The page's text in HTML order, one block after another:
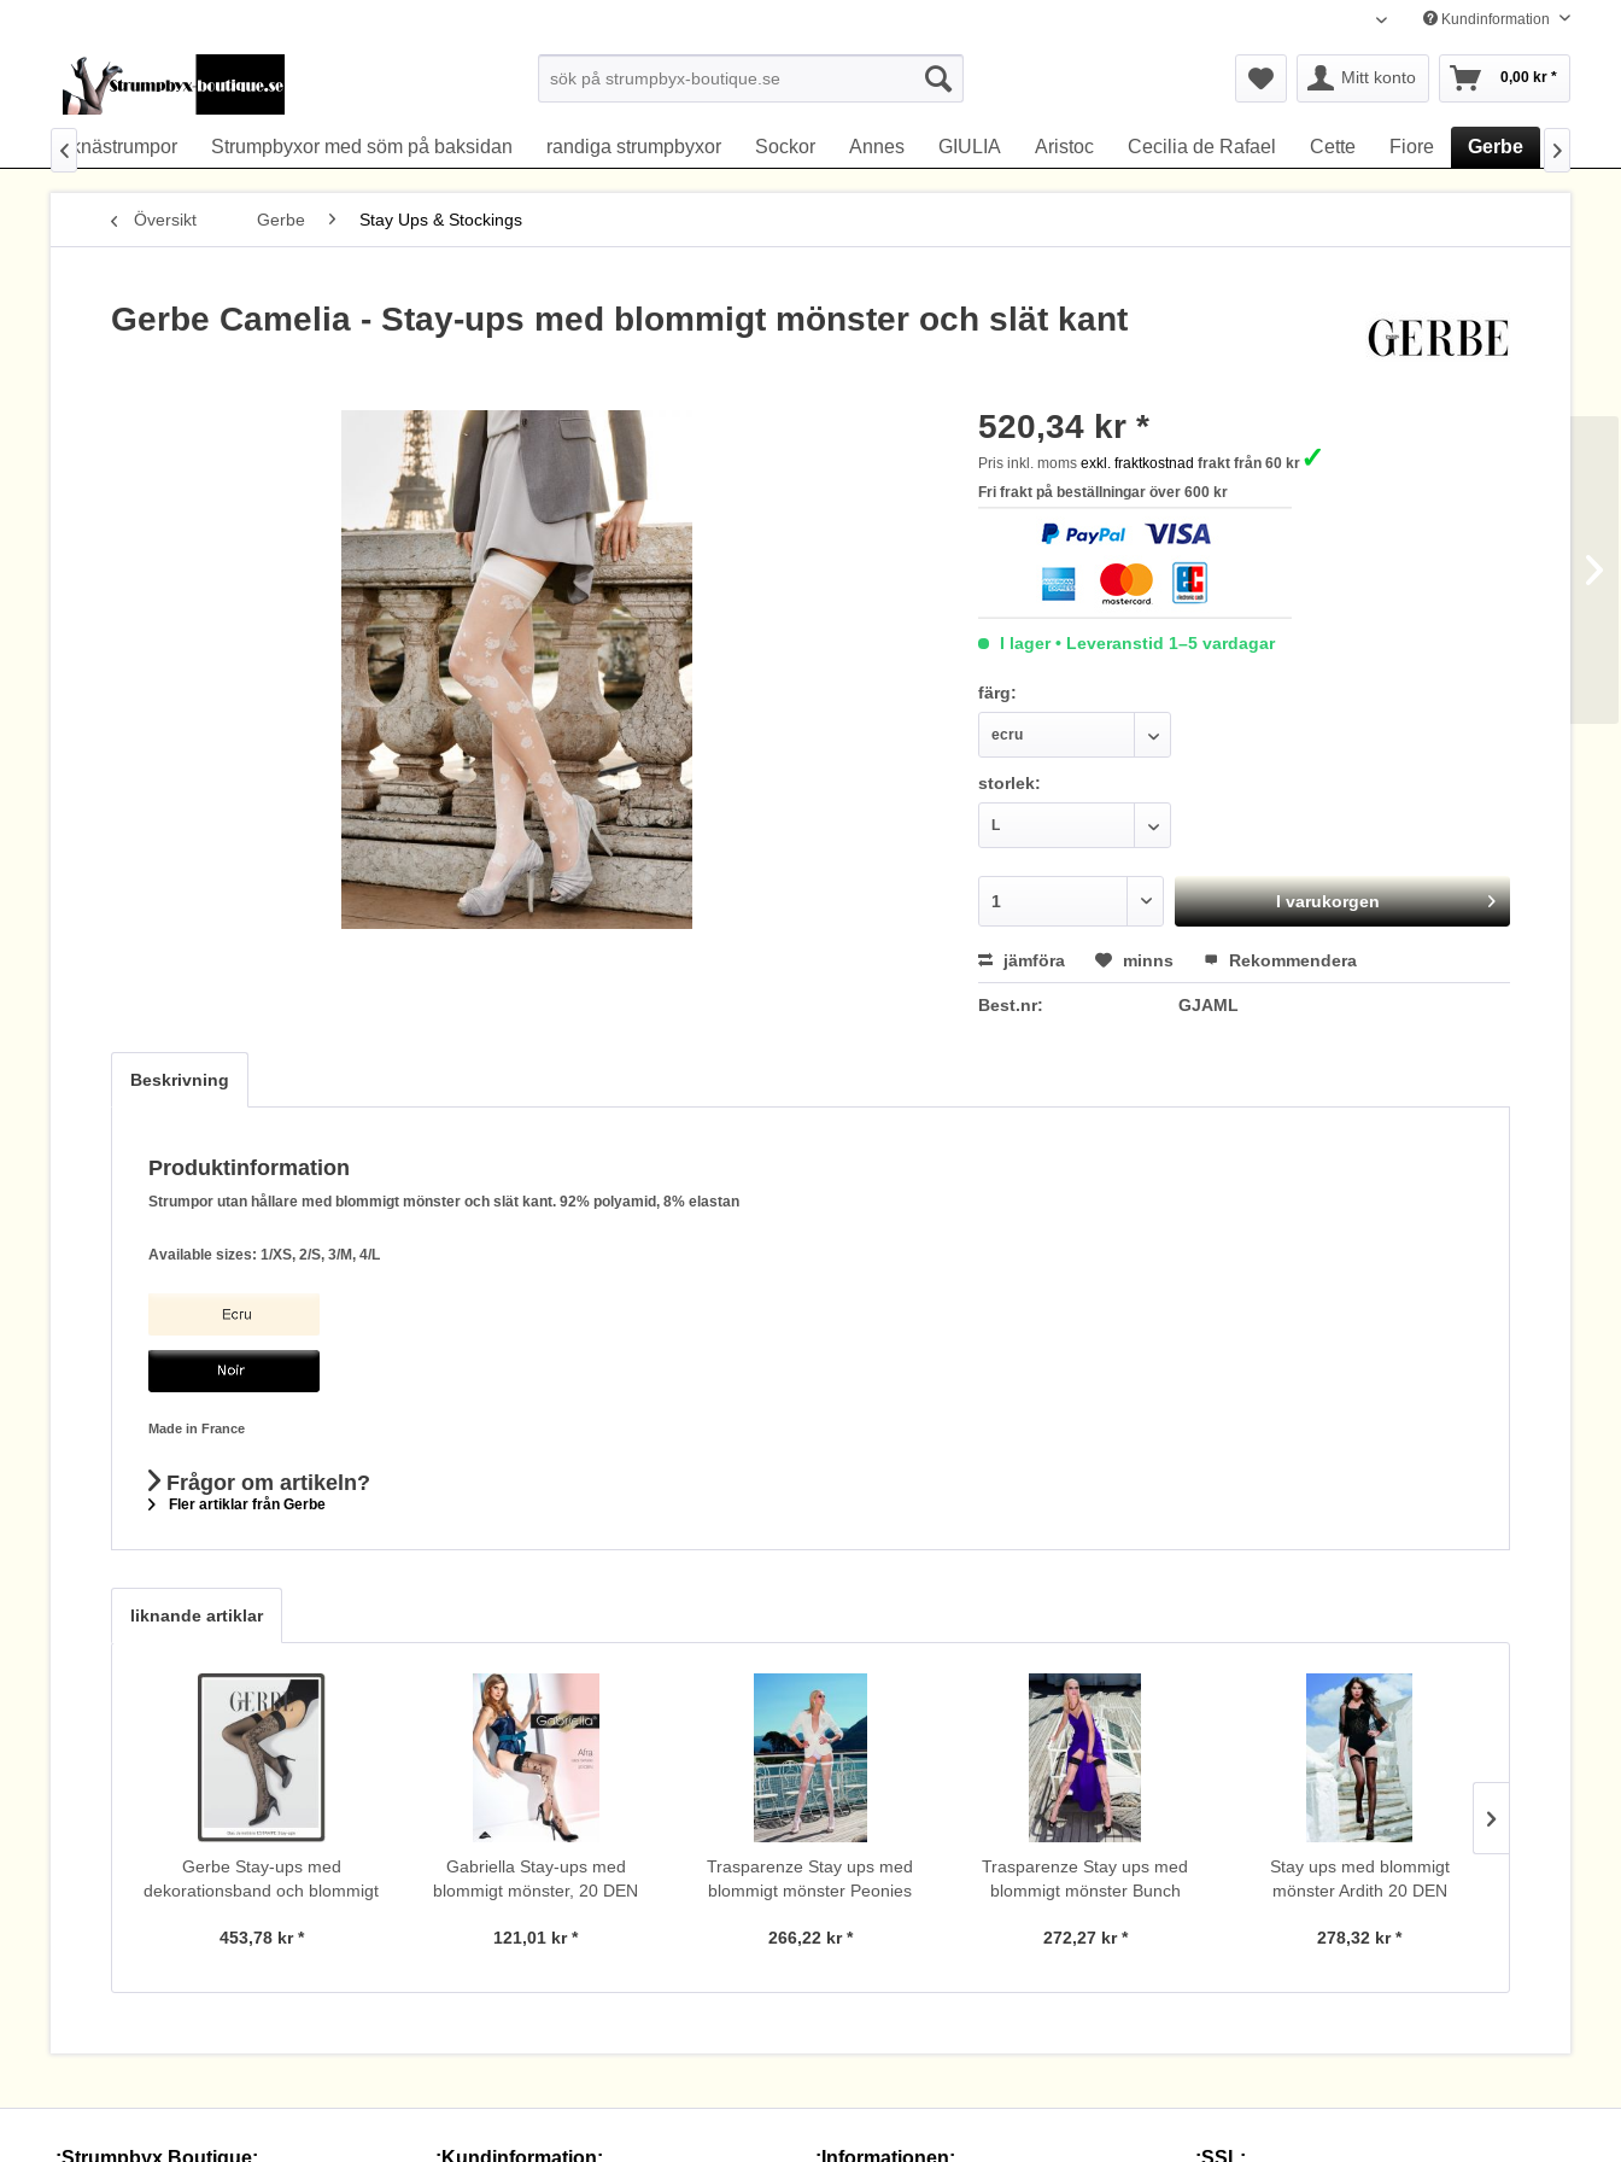
Svenska Kundinformation
Mitt konto 0,00 kr *
knästrumpor Strumpbyxor med söm på baksidan randiga strumpbyxor Sockor Annes GIULIA Aristoc Cecilia de Rafael Cette Fiore Gerbe
 
Översikt Gerbe Stay Ups & Stockings
Gerbe Camelia - Stay-ups med blommigt mönster och slät kant
520,34 kr *
Pris inkl. momsexkl. fraktkostnad frakt från 60 kr ✓
Fri frakt på beställningar över 600 kr
I lager • Leveranstid 1–5 vardagar
färg:
storlek:
I varukorgen
jämföra minns Rekommendera
Best.nr: GJAML
Beskrivning
Produktinformation
Strumpor utan hållare med blommigt mönster och slät kant. 92% polyamid, 8% elastan
Available sizes: 1/XS, 2/S, 3/M, 4/L
Made in France
Frågor om artikeln?
Fler artiklar från Gerbe
liknande artiklar
Gerbe Stay-ups med
dekorationsband och blommigt
453,78 kr *
Gabriella Stay-ups med
blommigt mönster, 20 DEN
121,01 kr *
Trasparenze Stay ups med
blommigt mönster Peonies
266,22 kr *
Trasparenze Stay ups med
blommigt mönster Bunch
272,27 kr *
Stay ups med blommigt
mönster Ardith 20 DEN
278,32 kr *
.:Strumpbyx Boutique:. .:Kundinformation:. .:Informationen:. .:SSL:.